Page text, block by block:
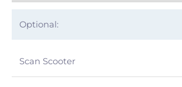
Optional:
Scan Scooter